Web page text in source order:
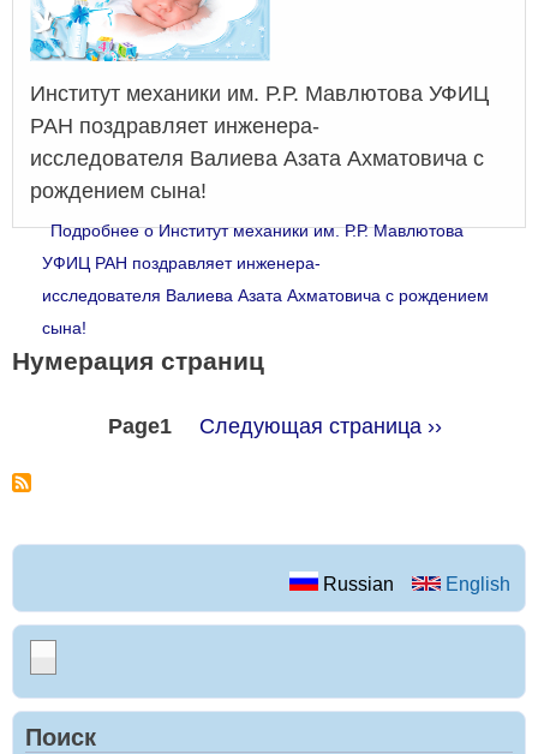
Институт механики им. Р.Р. Мавлютова УФИЦ
РАН поздравляет инженера-
исследователя Валиева Азата Ахматовича с
рождением сына!
Подробнеео Институт механики им. Р.Р. Мавлютова
УФИЦ РАН поздравляет инженера-
исследователя Валиева Азата Ахматовича с рождением
сына!
Нумерация страниц
Page1 Следующая страница ››
Russian English
Поиск